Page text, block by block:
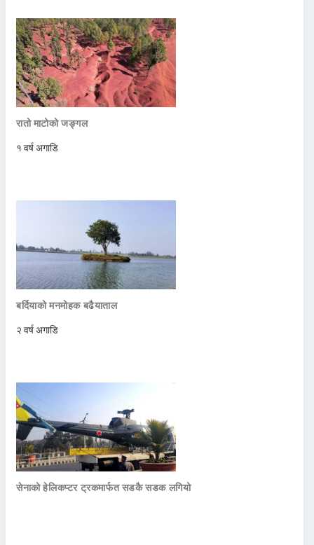
रातो माटोको जङ्गल
१ वर्ष अगाडि
बर्दियाको मनमोहक बढैयाताल
२ वर्ष अगाडि
सेनाको हेलिकप्टर ट्रकमार्फत सडकै सडक लगियो